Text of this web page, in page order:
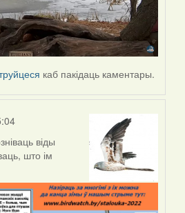
каб пакідаць каментары.
віды
што ім